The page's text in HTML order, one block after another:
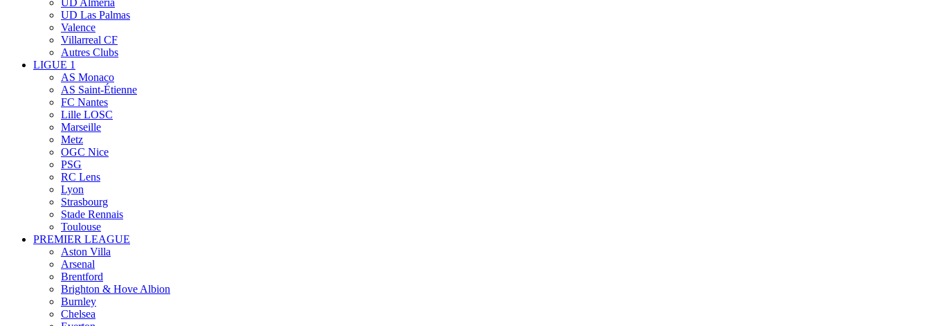
UD Almería
UD Las Palmas
Valence
Villarreal CF
Autres Clubs
LIGUE 1
AS Monaco
AS Saint-Étienne
FC Nantes
Lille LOSC
Marseille
Metz
OGC Nice
PSG
RC Lens
Lyon
Strasbourg
Stade Rennais
Toulouse
PREMIER LEAGUE
Aston Villa
Arsenal
Brentford
Brighton & Hove Albion
Burnley
Chelsea